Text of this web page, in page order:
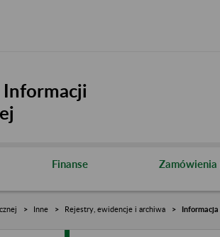
Finanse Zamówienia
Inne Rejestry, ewidencje i archiwa